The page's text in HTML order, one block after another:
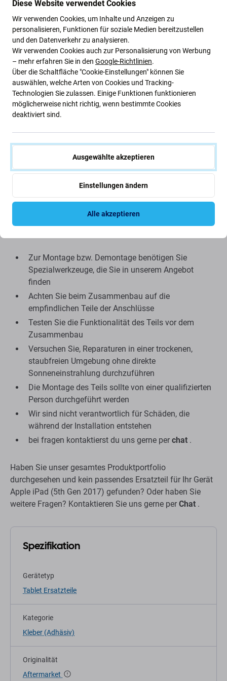
Wenn Sie Ihr Gerät Apple iPad (5th Gen 2017) zerlegt
haben undneuen Klebstoffbenötigen, ist dies das Teil,
das Sie brauchen, damit Ihr Gerät wieder funktionsfähig
ist.
Qualität der Ersatzteile
Qualität: Aftermarket
Spezifikationen und Materialien wie das Original
hergestellt. Es handelt sich um eine Kopie des Originals.
Das als Aftermarket gelieferte Ersatzteil kann (in seltenen
Fällen) minimale Abweichungen in Funktionalität,
Qualität oder Aussehen aufweisen. Weitere Informationen
zum Thema Qualität finden Sie in unserem Blog, in dem
wir uns ausführlicher mit dem Thema befassen.
Zur Montage bzw. Demontage benötigen Sie
Spezialwerkzeuge, die Sie in unserem Angebot
finden
Achten Sie beim Zusammenbau auf die
empfindlichen Teile der Anschlüsse
Testen Sie die Funktionalität des Teils vor dem
Zusammenbau
Versuchen Sie, Reparaturen in einer trockenen,
staubfreien Umgebung ohne direkte
Sonneneinstrahlung durchzuführen
Die Montage des Teils sollte von einer qualifizierten
Person durchgeführt werden
Wir sind nicht verantwortlich für Schäden, die
während der Installation entstehen
bei fragen kontaktierst du uns gerne per chat .
Haben Sie unser gesamtes Produktportfolio
durchgesehen und kein passendes Ersatzteil für Ihr Gerät
Apple iPad (5th Gen 2017) gefunden? Oder haben Sie
weitere Fragen? Kontaktieren Sie uns gerne per Chat .
Spezifikation
Gerätetyp
Tablet Ersatzteile
Kategorie
Kleber (Adhäsiv)
Originalität
Aftermarket
Diese Website verwendet Cookies
Wir verwenden Cookies, um Inhalte und Anzeigen zu
personalisieren, Funktionen für soziale Medien bereitzustellen
und den Datenverkehr zu analysieren.
Wir verwenden Cookies auch zur Personalisierung von Werbung
– mehr erfahren Sie in den Google-Richtlinien.
Über die Schaltfläche "Cookie-Einstellungen" können Sie
auswählen, welche Arten von Cookies und Tracking-
Technologien Sie zulassen. Einige Funktionen funktionieren
möglicherweise nicht richtig, wenn bestimmte Cookies
deaktiviert sind.
Ausgewählte akzeptieren
Einstellungen ändern
Alle akzeptieren